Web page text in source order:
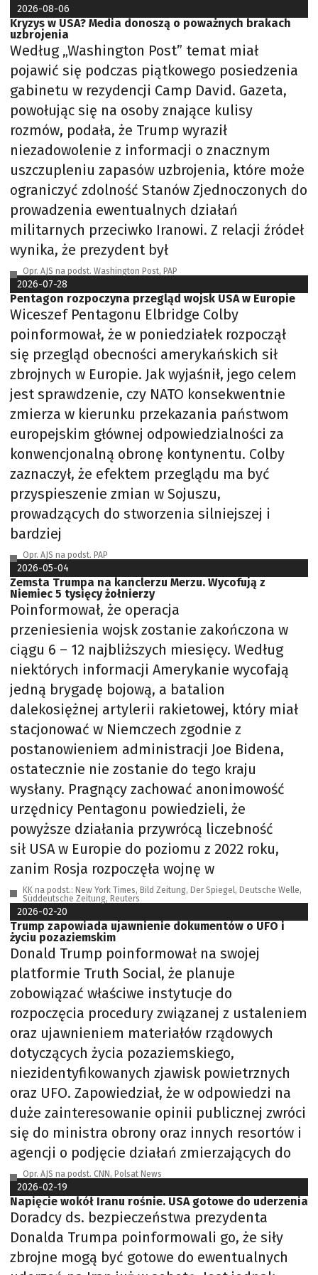
2026-08-06
Kryzys w USA? Media donoszą o poważnych brakach
uzbrojenia
Według „Washington Post” temat miał
pojawić się podczas piątkowego posiedzenia
gabinetu w rezydencji Camp David. Gazeta,
powołując się na osoby znające kulisy
rozmów, podała, że Trump wyraził
niezadowolenie z informacji o znacznym
uszczupleniu zapasów uzbrojenia, które może
ograniczyć zdolność Stanów Zjednoczonych do
prowadzenia ewentualnych działań
militarnych przeciwko Iranowi. Z relacji źródeł
wynika, że prezydent był
Opr. AJS na podst. Washington Post, PAP
2026-07-28
Pentagon rozpoczyna przegląd wojsk USA w Europie
Wiceszef Pentagonu Elbridge Colby
poinformował, że w poniedziałek rozpoczął
się przegląd obecności amerykańskich sił
zbrojnych w Europie. Jak wyjaśnił, jego celem
jest sprawdzenie, czy NATO konsekwentnie
zmierza w kierunku przekazania państwom
europejskim głównej odpowiedzialności za
konwencjonalną obronę kontynentu. Colby
zaznaczył, że efektem przeglądu ma być
przyspieszenie zmian w Sojuszu,
prowadzących do stworzenia silniejszej i
bardziej
Opr. AJS na podst. PAP
2026-05-04
Zemsta Trumpa na kanclerzu Merzu. Wycofują z
Niemiec 5 tysięcy żołnierzy
Poinformował, że operacja
przeniesienia wojsk zostanie zakończona w
ciągu 6 – 12 najbliższych miesięcy. Według
niektórych informacji Amerykanie wycofają
jedną brygadę bojową, a batalion
dalekosiężnej artylerii rakietowej, który miał
stacjonować w Niemczech zgodnie z
postanowieniem administracji Joe Bidena,
ostatecznie nie zostanie do tego kraju
wysłany. Pragnący zachować anonimowość
urzędnicy Pentagonu powiedzieli, że
powyższe działania przywrócą liczebność
sił USA w Europie do poziomu z 2022 roku,
zanim Rosja rozpoczęła wojnę w
KK na podst.: New York Times, Bild Zeitung, Der Spiegel, Deutsche Welle,
Süddeutsche Zeitung, Reuters
2026-02-20
Trump zapowiada ujawnienie dokumentów o UFO i
życiu pozaziemskim
Donald Trump poinformował na swojej
platformie Truth Social, że planuje
zobowiązać właściwe instytucje do
rozpoczęcia procedury związanej z ustaleniem
oraz ujawnieniem materiałów rządowych
dotyczących życia pozaziemskiego,
niezidentyfikowanych zjawisk powietrznych
oraz UFO. Zapowiedział, że w odpowiedzi na
duże zainteresowanie opinii publicznej zwróci
się do ministra obrony oraz innych resortów i
agencji o podjęcie działań zmierzających do
Opr. AJS na podst. CNN, Polsat News
2026-02-19
Napięcie wokół Iranu rośnie. USA gotowe do uderzenia
Doradcy ds. bezpieczeństwa prezydenta
Donalda Trumpa poinformowali go, że siły
zbrojne mogą być gotowe do ewentualnych